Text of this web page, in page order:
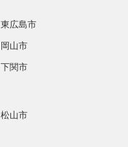
東広島市
岡山市
下関市
松山市